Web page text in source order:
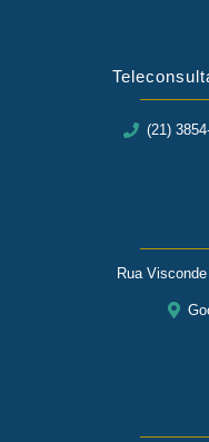
(21)
Rua